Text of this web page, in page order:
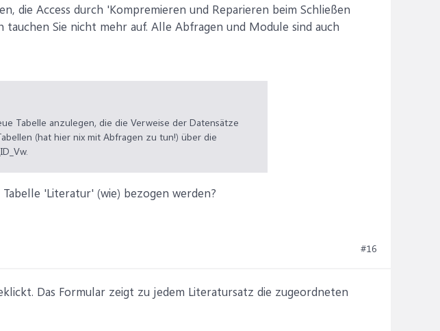
die Access durch 'Kompremieren und Reparieren beim Schließen
Sie nicht mehr auf. Alle Abfragen und Module sind auch
Tabelle anzulegen, die die Verweise der Datensätze
(hat hier nix mit Abfragen zu tun!) über die
'Literatur' (wie) bezogen werden?
#16
Das Formular zeigt zu jedem Literatursatz die zugeordneten